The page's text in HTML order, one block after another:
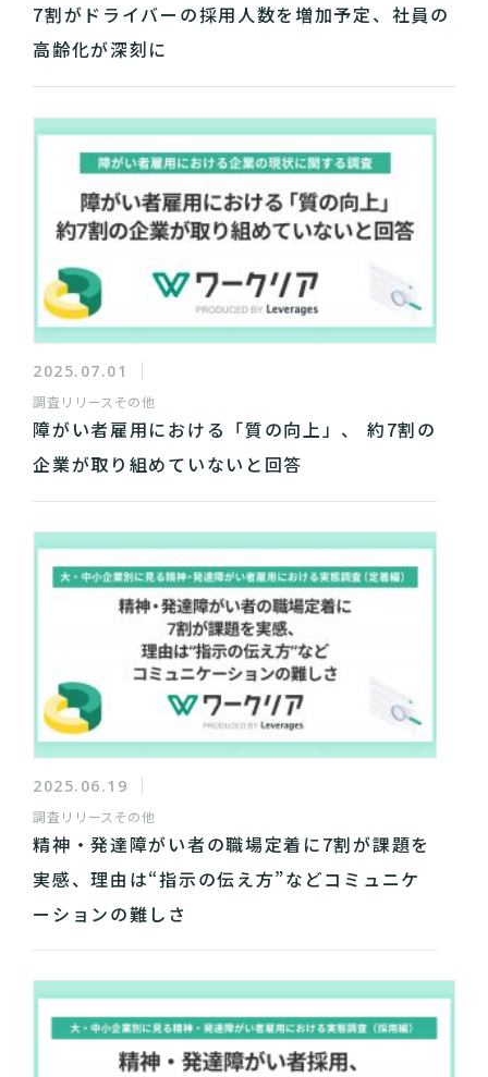
7割がドライバーの採用人数を増加予定、社員の
高齢化が深刻に
2025.07.01
調査リリース その他
障がい者雇用における「質の向上」、 約7割の
企業が取り組めていないと回答
2025.06.19
調査リリース その他
精神・発達障がい者の職場定着に7割が課題を
実感、理由は“指示の伝え方”などコミュニケ
ーションの難しさ